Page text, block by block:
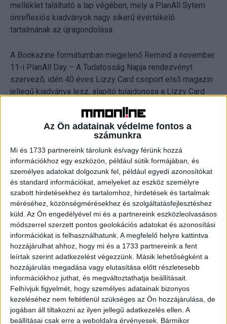
Az Ön adatainak védelme fontos a
számunkra
Mi és 1733 partnereink tárolunk és/vagy férünk hozzá
információkhoz egy eszközön, például sütik formájában, és
személyes adatokat dolgozunk fel, például egyedi azonosítókat
és standard információkat, amelyeket az eszköz személyre
szabott hirdetésekhez és tartalomhoz, hirdetések és tartalmak
méréséhez, közönségmérésekhez és szolgáltatásfejlesztéshez
küld. Az Ön engedélyével mi és a partnereink eszközleolvasásos
módszerrel szerzett pontos geolokációs adatokat és azonosítási
információkat is felhasználhatunk. A megfelelő helyre kattintva
hozzájárulhat ahhoz, hogy mi és a 1733 partnereink a fent
leírtak szerint adatkezelést végezzünk. Másik lehetőségként a
hozzájárulás megadása vagy elutasítása előtt részletesebb
információkhoz juthat, és megváltoztathatja beállításait.
Felhívjuk figyelmét, hogy személyes adatainak bizonyos
kezeléséhez nem feltétlenül szükséges az Ön hozzájárulása, de
jogában áll tiltakozni az ilyen jellegű adatkezelés ellen. A
beállításai csak erre a weboldalra érvényesek. Bármikor
melléklet található a lap végében, mely a PlanAll Sytem
önreflexiós kiadványok nagy sikerű évértékelő
tartalmának az újragondolása.
A Bookazine formátumban megjelenő Remind a november
11-i PlanAll Day – A Tudatosság Napja rendezvényt
szervező, idén 40 éves Lizzy Card csoport első magazin
jellegű kiadványa lesz, alapító tulajdonosa a Lizzy Card
"Amióta kiderült, milyen új fába vágtam a fejszémet,
sokszor megkapom, hogy őrült vagyok. Ki fektet be pénzt
a nyomtatott sajtóba mostanában, amikor minden a
digitális világ irányába tart. A válaszom annyi, hogy nem
befektetésként tekintek erre a vállalkozásra, hanem mint
egy fontos misszióra. Üzletemberként tudom, hogy profit
nélkül nem megy a vállalkozás, de ha az ember csak a
profitért dolgozna, nagyon sok minden nem létezne a
világban. A tudatos élet a vesszőparipám, úgy gondolom,
most jött el az idő, hogy igazán tudatosak legyünk.
Ezekben a válságos, háborús időkben nincs helye a
sodródásnak, kézben kell tartanunk az életünket.
Szeretném, ha ez az igényes bookazine mentsvár lenne a
nehéz időszakokban, amit, ha az ember a kezébe vesz
inspirálódhat belőle és sok hasznos információval lehet
gazdagabb. Nagy vágyunk, hogy az olvasók megőrizzék a